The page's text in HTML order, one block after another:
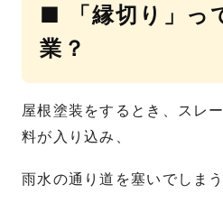
■ 「縁切り」っ
業？
屋根塗装をするとき、スレ
料が入り込み、
雨水の通り道を塞いでしま